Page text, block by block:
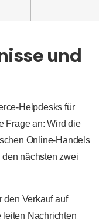
und
Helpdesks für
Frage an: Wird die
Online-Handels
nächsten zwei
den Verkauf auf
leiten Nachrichten